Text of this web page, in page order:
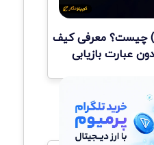
کیف پول زنگو (Zengo) چیست؟ معرفی کیف
عبارت بازیابی